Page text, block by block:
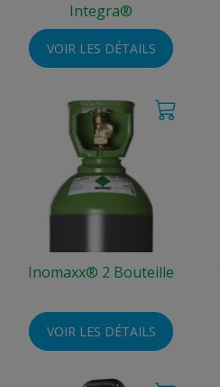
Integra®
VOIR LES DÉTAILS
Inomaxx® 2 Bouteille
VOIR LES DÉTAILS